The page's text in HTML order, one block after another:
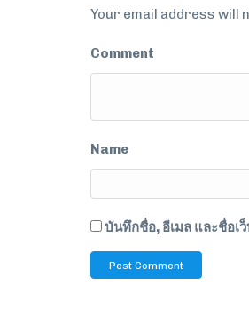
Your email address will
Comment
Name
บันทึกชื่อ, อีเมล และชื่อเ